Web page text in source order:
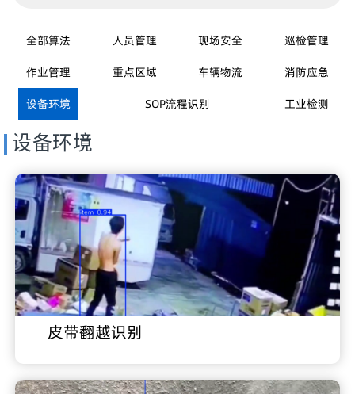
全部算法 人员管理 现场安全
巡检管理
作业管理
重点区域 车辆物流
消防应急
设备环境
SOP流程识别 工业检测
设备环境
皮带翻越识别